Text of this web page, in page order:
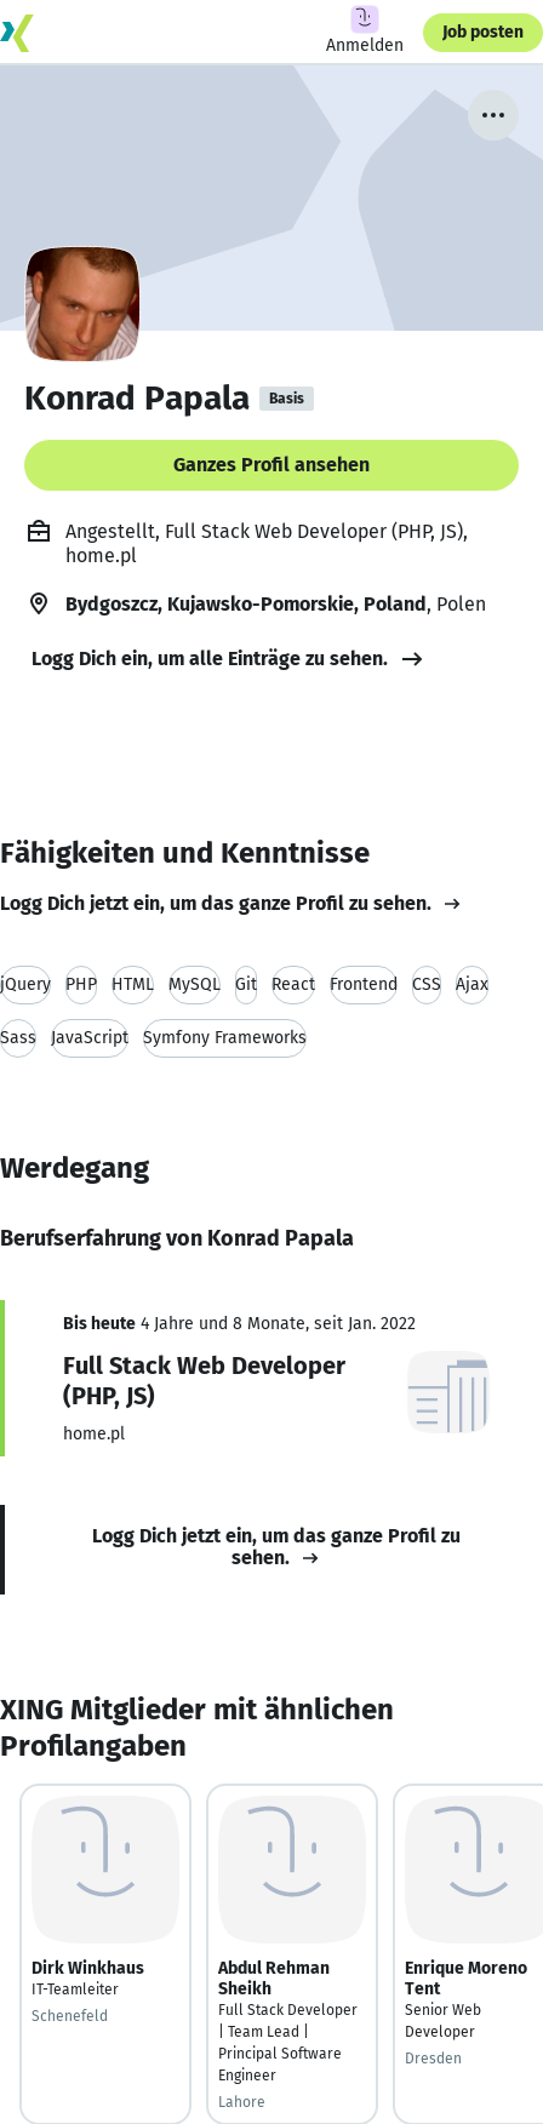
Anmelden
Job posten
Konrad Papala Basis
Ganzes Profil ansehen
Angestellt, Full Stack Web Developer (PHP, JS),
home.pl
Bydgoszcz, Kujawsko-Pomorskie, Poland, Polen
Logg Dich ein, um alle Einträge zu sehen.
Fähigkeiten und Kenntnisse
Logg Dich jetzt ein, um das ganze Profil zu sehen.
jQuery PHP HTML MySQL Git React Frontend CSS Ajax
Sass JavaScript Symfony Frameworks
Werdegang
Berufserfahrung von Konrad Papala
Bis heute 4 Jahre und 8 Monate, seit Jan. 2022
Full Stack Web Developer
(PHP, JS)
home.pl
Logg Dich jetzt ein, um das ganze Profil zu
sehen.
XING Mitglieder mit ähnlichen
Profilangaben
Dirk Winkhaus
IT-Teamleiter
Schenefeld
Abdul Rehman
Sheikh
Full Stack Developer
| Team Lead |
Principal Software
Engineer
Lahore
Enrique Moreno
Tent
Senior Web
Developer
Dresden